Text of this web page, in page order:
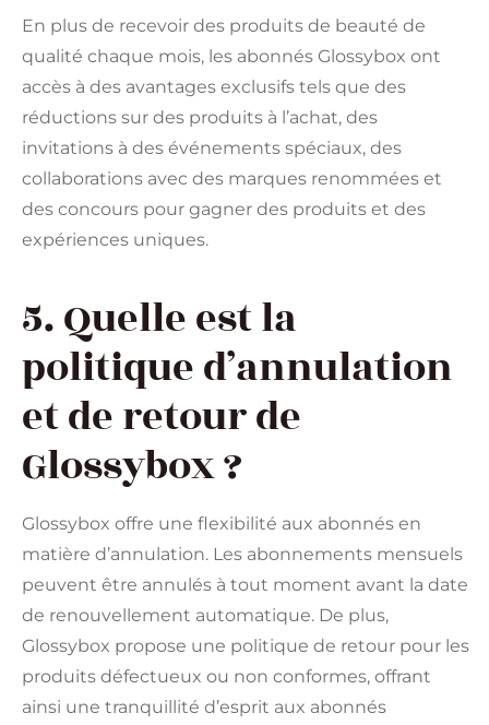
En plus de recevoir des produits de beauté de
qualité chaque mois, les abonnés Glossybox ont
accès à des avantages exclusifs tels que des
réductions sur des produits à l’achat, des
invitations à des événements spéciaux, des
collaborations avec des marques renommées et
des concours pour gagner des produits et des
expériences uniques.
5. Quelle est la
politique d’annulation
et de retour de
Glossybox ?
Glossybox offre une flexibilité aux abonnés en
matière d’annulation. Les abonnements mensuels
peuvent être annulés à tout moment avant la date
de renouvellement automatique. De plus,
Glossybox propose une politique de retour pour les
produits défectueux ou non conformes, offrant
ainsi une tranquillité d’esprit aux abonnés